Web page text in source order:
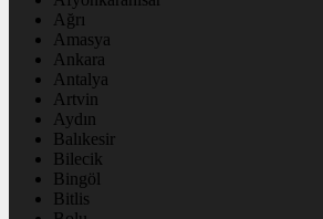
Ağrı
Amasya
Ankara
Antalya
Artvin
Aydın
Balıkesir
Bilecik
Bingöl
Bitlis